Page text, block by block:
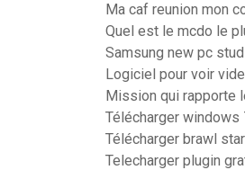
Ma caf reunion mon
Quel est le mcdo le
Samsung new pc
Logiciel pour voir
Mission qui rapporte
Télécharger
Télécharger brawl
Telecharger plugin